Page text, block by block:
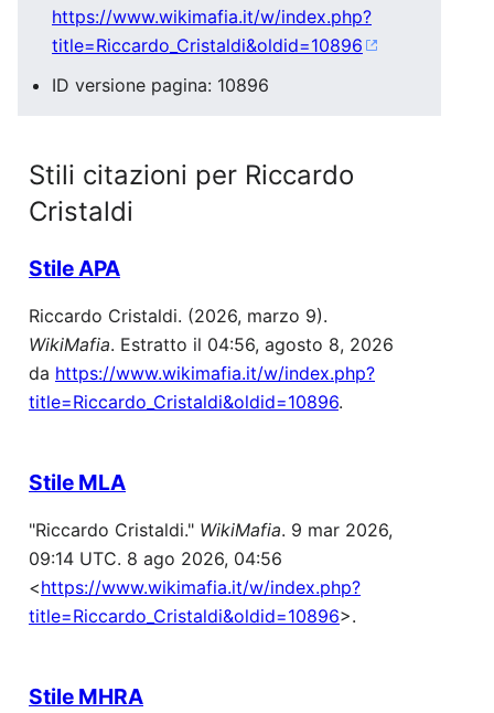
https://www.wikimafia.it/w/index.php?
title=Riccardo_Cristaldi&oldid=10896
ID versione pagina: 10896
Stili citazioni per Riccardo
Cristaldi
Stile APA
Riccardo Cristaldi. (2026, marzo 9).
WikiMafia. Estratto il 04:56, agosto 8, 2026
da https://www.wikimafia.it/w/index.php?
title=Riccardo_Cristaldi&oldid=10896.
Stile MLA
"Riccardo Cristaldi." WikiMafia. 9 mar 2026,
09:14 UTC. 8 ago 2026, 04:56
<https://www.wikimafia.it/w/index.php?
title=Riccardo_Cristaldi&oldid=10896>.
Stile MHRA